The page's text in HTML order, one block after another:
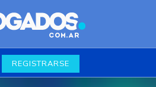
REGISTRARSE